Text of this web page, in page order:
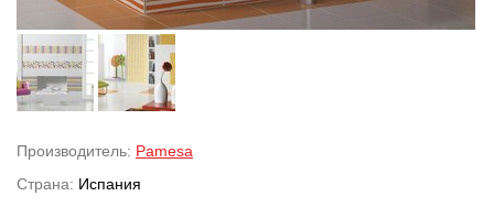
Производитель: Pamesa
Страна: Испания